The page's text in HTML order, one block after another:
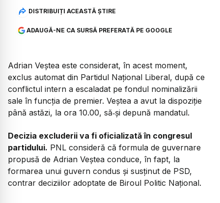
DISTRIBUIȚI ACEASTĂ ȘTIRE
ADAUGĂ-NE CA SURSĂ PREFERATĂ PE GOOGLE
Adrian Veștea este considerat, în acest moment,
exclus automat din Partidul Național Liberal, după ce
conflictul intern a escaladat pe fondul nominalizării
sale în funcția de premier. Veștea a avut la dispoziție
până astăzi, la ora 10.00, să‑și depună mandatul.
Decizia excluderii va fi oficializată în congresul
partidului. PNL consideră că formula de guvernare
propusă de Adrian Veștea conduce, în fapt, la
formarea unui guvern condus și susținut de PSD,
contrar deciziilor adoptate de Biroul Politic Național.